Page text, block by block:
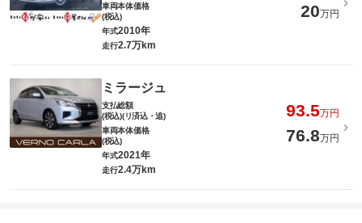
車両本体価格
(税込)
20万円
年式2010年
走行2.7万km
ミラージュ
支払総額
(税込)(リ済込・追)
93.5万円
車両本体価格
(税込)
76.8万円
年式2021年
走行2.4万km